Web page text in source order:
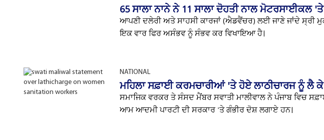
65 ਸਾਲਾ ਨਾਨੇ ਨੇ 11 ਸਾਲਾ ਦੋਹਤੀ ਨਾਲ ਮੋਟਰਸਾਈਕਲ
ਆਪਣੀ ਦਲੇਰੀ ਅਤੇ ਸਾਹਸੀ ਕਾਰਜਾਂ (ਐਡਵੈਂਚਰ) ਲਈ ਜਾਣੇ ਜਾਂਦੇ ਸ੍ਰੀ
ਇਕ ਵਾਰ ਫਿਰ ਅਸੰਭਵ ਨੂੰ ਸੰਭਵ ਕਰ ਵਿਖਾਇਆ ਹੈ।
NATIONAL
ਮਹਿਲਾ ਸਫ਼ਾਈ ਕਰਮਚਾਰੀਆਂ 'ਤੇ ਹੋਏ ਲਾਠੀਚਾਰਜ ਨੂੰ ਲੈ
ਸਮਾਜਿਕ ਵਰਕਰ ਤੇ ਸੰਸਦ ਮੈਂਬਰ ਸਵਾਤੀ ਮਾਲੀਵਾਲ ਨੇ ਪੰਜਾਬ ਵਿਚ
ਆਮ ਆਦਮੀ ਪਾਰਟੀ ਦੀ ਸਰਕਾਰ 'ਤੇ ਗੰਭੀਰ ਦੋਸ਼ ਲਗਾਏ ਹਨ।